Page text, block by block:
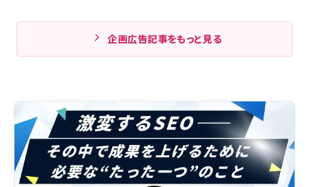
企画広告記事をもっと見る